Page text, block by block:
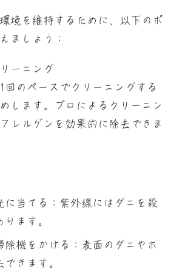
境を維持するために、以下のポ
ましょう：
ーニング
回のペースでクリーニングする
します。プロによるクリーニン
レルゲンを効果的に除去できま
に当てる：紫外線にはダニを殺
ます。
除機をかける：表面のダニやホ
できます。